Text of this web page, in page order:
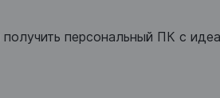
персональный ПК с